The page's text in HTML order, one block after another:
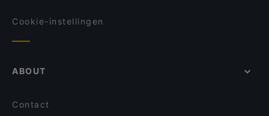
Cookie-instellingen
ABOUT
Contact